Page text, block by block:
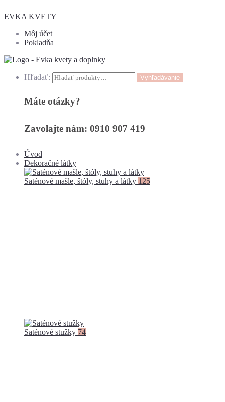
EVKA KVETY
Môj účet
Pokladňa
Hľadať: Vyhľadávanie
Máte otázky?
Zavolajte nám: 0910 907 419
Úvod
Dekoračné látky
Saténové mašle, štóly, stuhy a látky 125
Saténové stužky 74